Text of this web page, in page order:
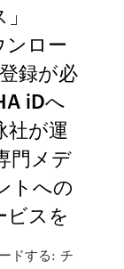
ンロー
録が必
iDへ
社が運
門メデ
トへの
ビスを
ドする: チ